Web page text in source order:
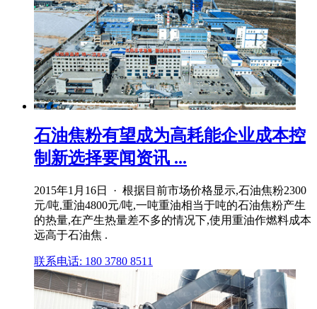
石油焦粉有望成为高耗能企业成本控
制新选择要闻资讯 ...
2015年1月16日 · 根据目前市场价格显示,石油焦粉2300
元/吨,重油4800元/吨,一吨重油相当于吨的石油焦粉产生
的热量,在产生热量差不多的情况下,使用重油作燃料成本
远高于石油焦 .
联系电话: 180 3780 8511